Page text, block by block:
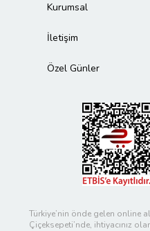
Kurumsal
İletişim
Özel Günler
Türkiye’nin önde gelen online
Çiçeksepeti’nde, ihtiyacınız